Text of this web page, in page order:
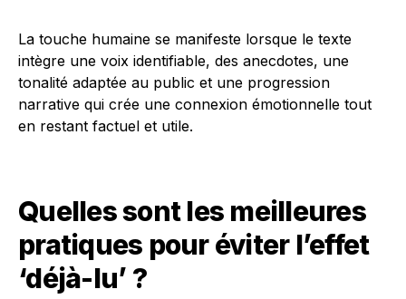
La touche humaine se manifeste lorsque le texte
intègre une voix identifiable, des anecdotes, une
tonalité adaptée au public et une progression
narrative qui crée une connexion émotionnelle tout
en restant factuel et utile.
Quelles sont les meilleures
pratiques pour éviter l’effet
‘déjà-lu’ ?